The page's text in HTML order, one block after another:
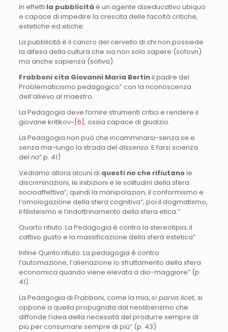
In effetti la pubblicità è un agente diseducativo ubiquo
e capace di impedire la crescita delle facoltà critiche,
estetiche ed etiche.
La pubblicità è il cancro del cervello di chi non possiede
la difesa della cultura che sia non solo sapere (sofovn)
ma anche sapienza (sofiva).
Frabboni cita Giovanni Maria Bertinil padre del
Problematicismo pedagogico” con la riconoscenza
dell’allievo al maestro.
La Pedagogia deve fornire strumenti critici e rendere il
giovane kritikov~ [6], ossia capace di giudizio.
La Pedagogia non può che incamminarsi-senza se e
senza ma-lungo la strada del dissenso. E farsi scienza
del no” p. 41)
Vediamo allora alcuni di questinoche rifiutanole
discriminazioni, le inibizioni e le solitudini della sfera
socioaffettiva”, quindi la manipolazion, il conformismo e
l’omologazione della sfera cognitiva”, poi il dogmatismo,
il filisteismo e l’indottrinamento della sfera etica.”
Quarto rifiuto. La Pedagogia è contro la stereotipia, il
cattivo gusto e la massificazione della sfera estetica”
Infine Quinto rifiuto. La pedagogia è contro
l’automazione, l’alienazione lo sfruttamento della sfera
economica quando viene elevata a dio-maggiore” (p.
41).
La Pedagogia di Frabboni, come la mia, si parva licet, si
oppone a quella propugnata dal neoliberismo che
diffonde l’idea della necessità del produrre sempre di
più per consumare sempre di più” (p. 43)